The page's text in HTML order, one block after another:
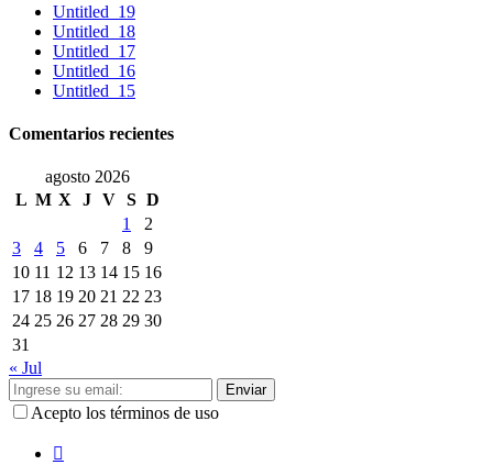
Untitled_19
Untitled_18
Untitled_17
Untitled_16
Untitled_15
Comentarios recientes
agosto 2026
L M X J V S D
1
2
3
4 5 6 7 8
9
10 11 12 13 14 15 16
17 18 19 20 21 22 23
24 25 26 27 28 29 30
31
« Jul
Enviar
Acepto los términos de uso